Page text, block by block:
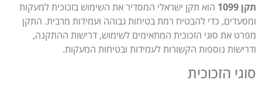
הוא תקן ישראלי המסדיר את השימוש בזכוכית למעקות
כדי להבטיח רמת בטיחות גבוהה ועמידות מרבית. התקן
את סוגי הזכוכית המתאימים לשימוש, דרישות ההתקנה,
נוספות הקשורות לעמידות ובטיחות המעקות.
הזכוכית